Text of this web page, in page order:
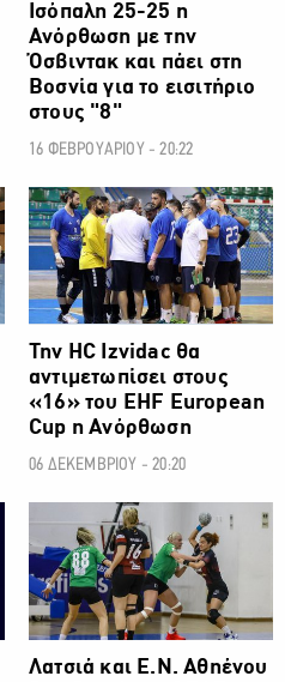
Ισόπαλη 25-25 η
Ανόρθωση με την
Όσβιντακ και πάει στη
Βοσνία για το εισιτήριο
στους "8"
16 ΦΕΒΡΟΥΑΡΙΟΥ - 20:22
Την HC Izvidac θα
αντιμετωπίσει στους
«16» του EHF European
Cup η Ανόρθωση
06 ΔΕΚΕΜΒΡΙΟΥ - 20:20
Λατσιά και Ε.Ν. Αθηένου